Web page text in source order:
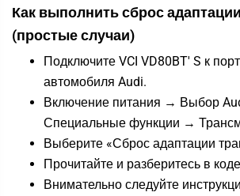
Как выполнить сброс
(простые случаи)
Подключите VCI VD80BT' S к
автомобиля Audi.
Включение питания → Выбор
Специальные функции →
Выберите «Сброс адаптации
Прочитайте и разберитесь в
Внимательно следуйте